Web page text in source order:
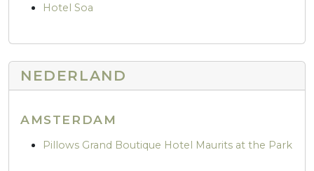
Hotel Soa
NEDERLAND
AMSTERDAM
Pillows Grand Boutique Hotel Maurits at the Park